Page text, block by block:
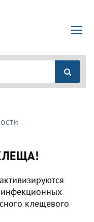
клещевого